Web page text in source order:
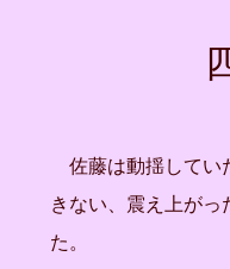
佐藤は動揺してい
きない、震え上が
た。